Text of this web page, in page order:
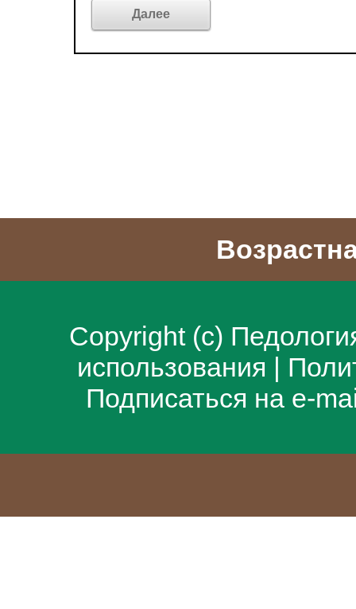
Copyright (c)
использования |
Подписаться на e-